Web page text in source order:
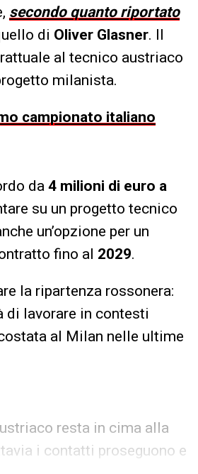
secondo quanto riportato
di Oliver Glasner. Il
al tecnico austriaco
milanista.
campionato italiano
da 4 milioni di euro a
su un progetto tecnico
un’opzione per un
fino al 2029.
la ripartenza rossonera:
di lavorare in contesti
al Milan nelle ultime
resta in cima alla
i contatti proseguono e